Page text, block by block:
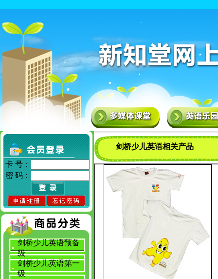
卡 号：
密 码：
剑桥少儿英语预备
级
剑桥少儿英语第一
级
剑桥少儿英语相关产品